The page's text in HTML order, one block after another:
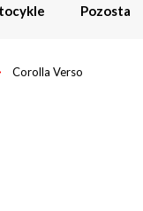
Pozostałe
Corolla Verso